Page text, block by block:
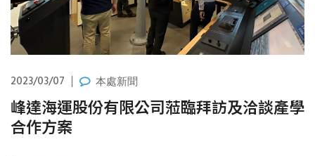
2023/03/07 本處新聞
峰達海運股份有限公司蒞臨拜訪及洽談產學
合作方案